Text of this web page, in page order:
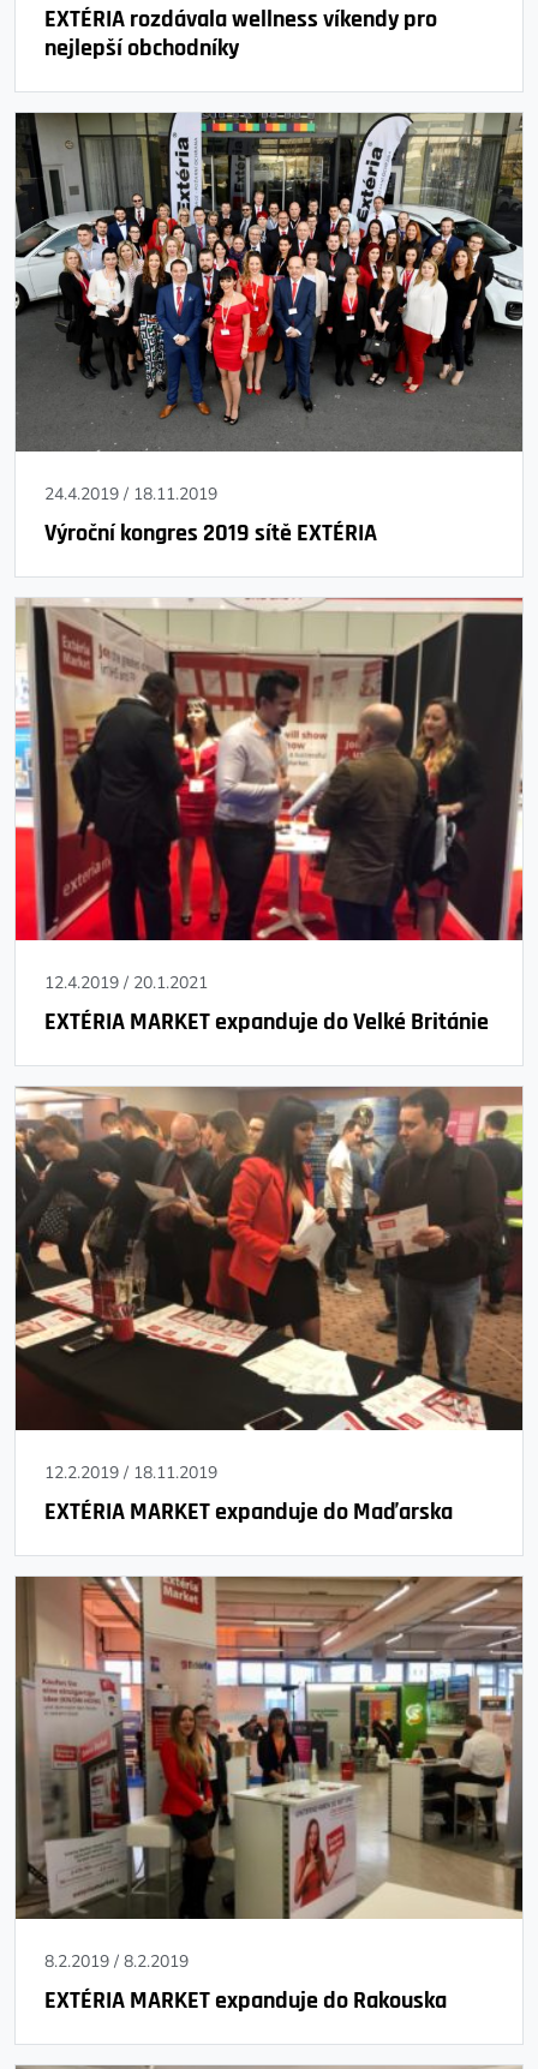
EXTÉRIA rozdávala wellness víkendy pro
nejlepší obchodníky
24.4.2019 / 18.11.2019
Výroční kongres 2019 sítě EXTÉRIA
12.4.2019 / 20.1.2021
EXTÉRIA MARKET expanduje do Velké Británie
12.2.2019 / 18.11.2019
EXTÉRIA MARKET expanduje do Maďarska
8.2.2019 / 8.2.2019
EXTÉRIA MARKET expanduje do Rakouska